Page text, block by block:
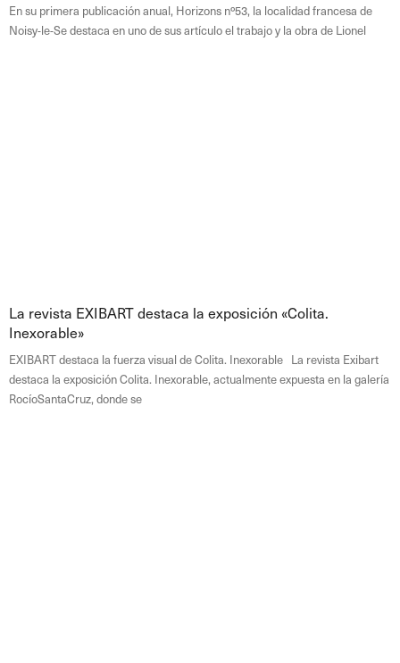
En su primera publicación anual, Horizons nº53, la localidad francesa de
Noisy-le-Se destaca en uno de sus artículo el trabajo y la obra de Lionel
La revista EXIBART destaca la exposición «Colita.
Inexorable»
EXIBART destaca la fuerza visual de Colita. Inexorable La revista Exibart
destaca la exposición Colita. Inexorable, actualmente expuesta en la galería
RocíoSantaCruz, donde se